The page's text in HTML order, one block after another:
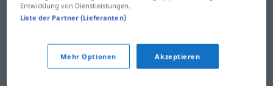
Entwicklung von Dienstleistungen.
Liste der Partner (Lieferanten)
Mehr Optionen Akzeptieren